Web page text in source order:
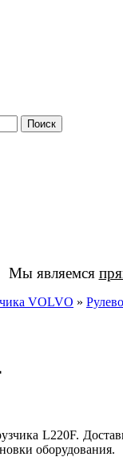
Поиск
Мы являемся
VOLVO »
L220F.
оборудования.